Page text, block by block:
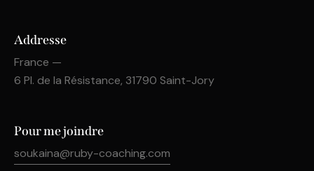
Addresse
France —
6 Pl. de la Résistance, 31790 Saint-Jory
Pour me joindre
soukaina@ruby-coaching.com